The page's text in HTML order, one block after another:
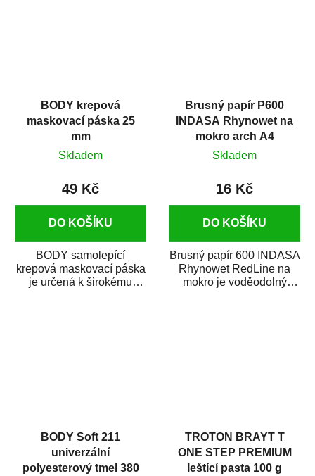
BODY krepová
maskovací páska 25
mm
Skladem
49 Kč
DO KOŠÍKU
BODY samolepící
krepová maskovací páska
je určená k širokému
Brusný papír P600
INDASA Rhynowet na
mokro arch A4
Skladem
16 Kč
DO KOŠÍKU
Brusný papír 600 INDASA
Rhynowet RedLine na
mokro je voděodolný
BODY Soft 211
univerzální
polyesterový tmel 380
TROTON BRAYT T
ONE STEP PREMIUM
leštící pasta 100 g